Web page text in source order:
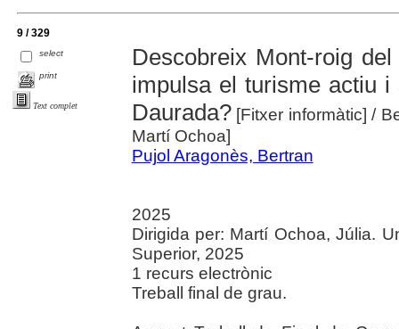
9 / 329
select
print
Text complet
Descobreix Mont-roig
impulsa el turisme actiu
Daurada?[Fitxer informàtic]/
Martí Ochoa]
Pujol Aragonès, Bertran
2025
Dirigida per: Martí Ochoa, Júlia.
Superior, 2025
1 recurs electrònic
Treball final de grau.